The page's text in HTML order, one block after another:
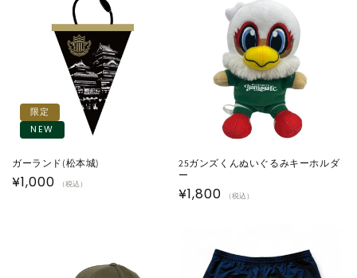
限定
NEW
ガーランド(松本城)
通
¥1,000 （税込）
25ガンズくんぬいぐるみキーホルダ
ー
通
¥1,800 （税込）